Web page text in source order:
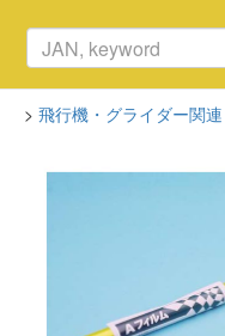
> 飛行機・グライダー関連